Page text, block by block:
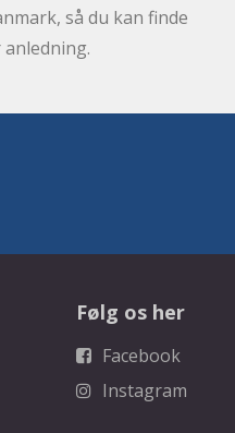
så du kan finde
Følg os her
Facebook
Instagram